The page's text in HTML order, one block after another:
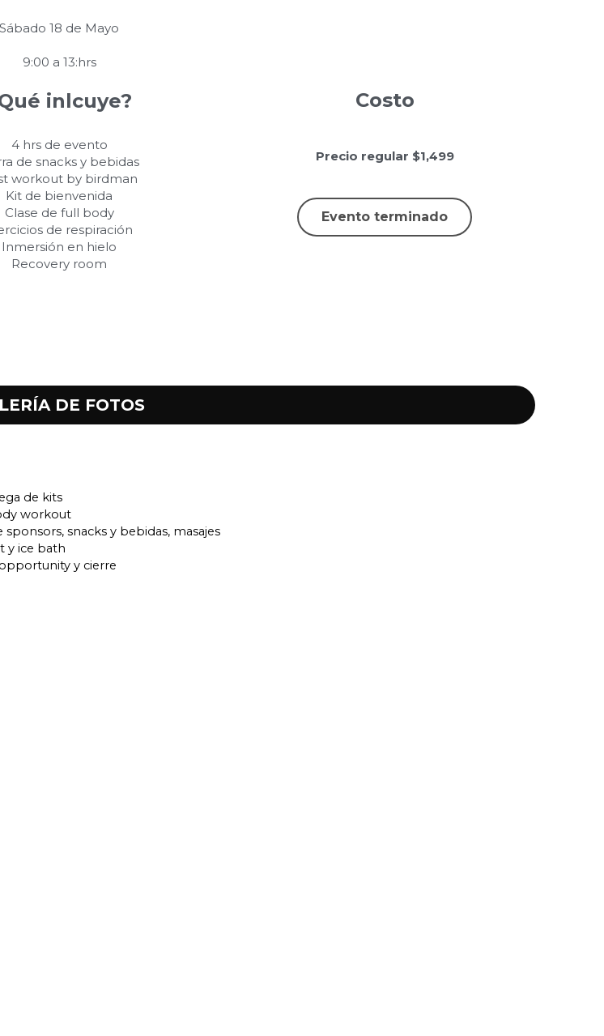
Sábado 18 de Mayo
9:00 a 13:hrs
inlcuye?
4 hrs de evento
de snacks y bebidas
workout by birdman
Kit de bienvenida
Clase de full body
de respiración
Inmersión en hielo
Recovery room
Costo
Precio regular $1,499
Evento terminado
DE FOTOS
de kits
workout
sponsors, snacks y bebidas, masajes
y ice bath
y cierre